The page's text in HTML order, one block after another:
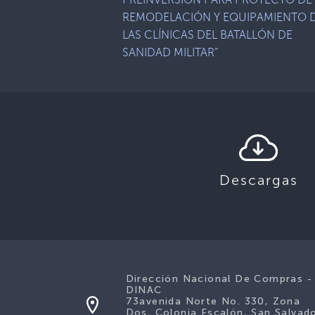
REMODELACIÓN Y EQUIPAMIENTO
LAS CLÍNICAS DEL BATALLÓN DE
SANIDAD MILITAR”
Descargas
Dirección Nacional De Compras -
DINAC
73avenida Norte No. 330, Zona
Dos, Colonia Escalón, San